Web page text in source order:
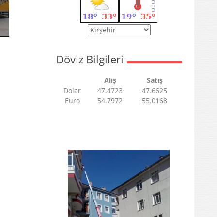
Döviz Bilgileri
Alış
Satış
Dolar
47.4723
47.6625
Euro
54.7972 55.0168